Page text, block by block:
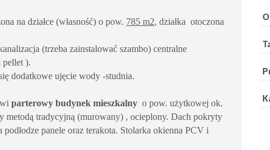
na działce (własność) o pow. 785 m2, działka otoczona
(trzeba zainstalować szambo) centralne
pellet ).
dodatkowe ujęcie wody -studnia.
parterowy budynek mieszkalny o pow. użytkowej ok.
metodą tradycyjną (murowany) , ocieplony. Dach pokryty
panele oraz terakota. Stolarka okienna PCV i